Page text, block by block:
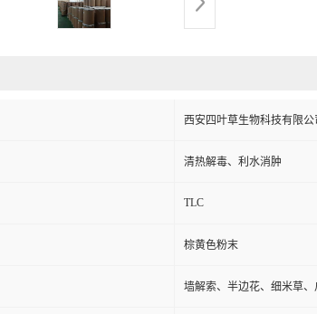
西安四叶草生物科技有限公
清热解毒、利水消肿
TLC
棕黄色粉末
墙解索、半边花、细米草